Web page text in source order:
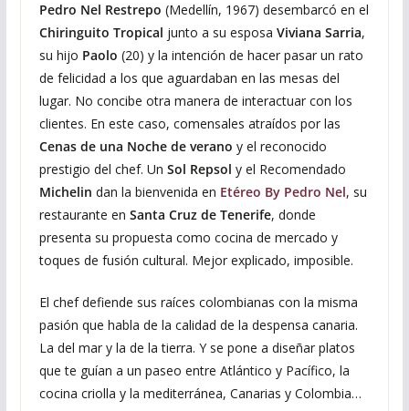
Pedro Nel Restrepo (Medellín, 1967) desembarcó en el
Chiringuito Tropical junto a su esposa Viviana Sarria,
su hijo Paolo (20) y la intención de hacer pasar un rato
de felicidad a los que aguardaban en las mesas del
lugar. No concibe otra manera de interactuar con los
clientes. En este caso, comensales atraídos por las
Cenas de una Noche de verano y el reconocido
prestigio del chef. Un Sol Repsol y el Recomendado
Michelin dan la bienvenida en Etéreo By Pedro Nel, su
restaurante en Santa Cruz de Tenerife, donde
presenta su propuesta como cocina de mercado y
toques de fusión cultural. Mejor explicado, imposible.
El chef defiende sus raíces colombianas con la misma
pasión que habla de la calidad de la despensa canaria.
La del mar y la de la tierra. Y se pone a diseñar platos
que te guían a un paseo entre Atlántico y Pacífico, la
cocina criolla y la mediterránea, Canarias y Colombia…